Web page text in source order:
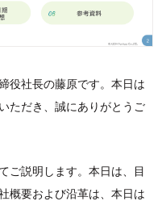
役社長の藤原です。本日は
ただき、誠にありがとうご
ご説明します。本日は、目
概要および沿革は、本日は